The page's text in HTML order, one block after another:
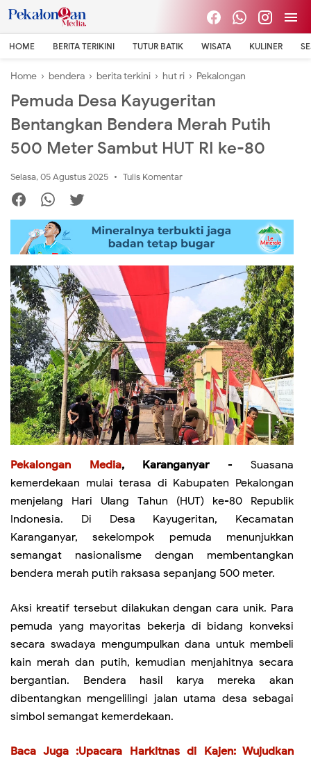
HOME BERITA TERIKINI TUTUR BATIK WISATA KULINER
Home › bendera › berita terkini › hut ri › Pekalongan
Pemuda Desa Kayugeritan
Bentangkan Bendera Merah Putih
500 Meter Sambut HUT RI ke-80
Selasa, 05 Agustus 2025 Tulis Komentar
Pekalongan Media, Karanganyar- Suasana
kemerdekaan mulai terasa di Kabupaten Pekalongan
menjelang Hari Ulang Tahun (HUT) ke-80 Republik
Indonesia. Di Desa Kayugeritan, Kecamatan
Karanganyar, sekelompok pemuda menunjukkan
semangat nasionalisme dengan membentangkan
bendera merah putih raksasa sepanjang 500 meter.
Aksi kreatif tersebut dilakukan dengan cara unik. Para
pemuda yang mayoritas bekerja di bidang konveksi
secara swadaya mengumpulkan dana untuk membeli
kain merah dan putih, kemudian menjahitnya secara
bergantian. Bendera hasil karya mereka akan
dibentangkan mengelilingi jalan utama desa sebagai
simbol semangat kemerdekaan.
Baca Juga :Upacara Harkitnas di Kajen: Wujudkan